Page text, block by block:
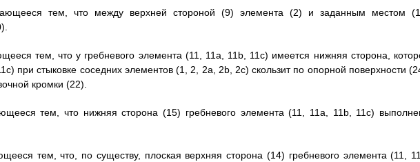
тем, что между верхней стороной (9) элемента (2) и заданным местом
тем, что у гребневого элемента (11, 11a, 11b, 11c) имеется нижняя сторона,
при стыковке соседних элементов (1, 2, 2a, 2b, 2c) скользит по опорной поверхности
кромки (22).
тем, что нижняя сторона (15) гребневого элемента (11, 11a, 11b, 11c)
тем, что, по существу, плоская верхняя сторона (14) гребневого элемента (11,